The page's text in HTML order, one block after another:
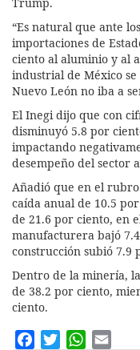
“Es natural que ante
importaciones de
ciento al aluminio y al
industrial de México
Nuevo León no iba a
El Inegi dijo que con
disminuyó 5.8 por
impactando
desempeño del sector
Añadió que en el
caída anual de 10.5
de 21.6 por ciento, en
manufacturera bajó
construcción subió 7.9
Dentro de la minería,
de 38.2 por ciento,
ciento.
Facebook
TwitterWhatsApp